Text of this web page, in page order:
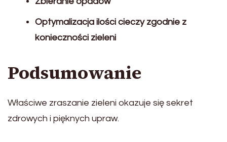
Optymalizacja ilości cieczy zgodnie z
konieczności zieleni
Podsumowanie
Właściwe zraszanie zieleni okazuje się sekret
zdrowych i pięknych upraw.